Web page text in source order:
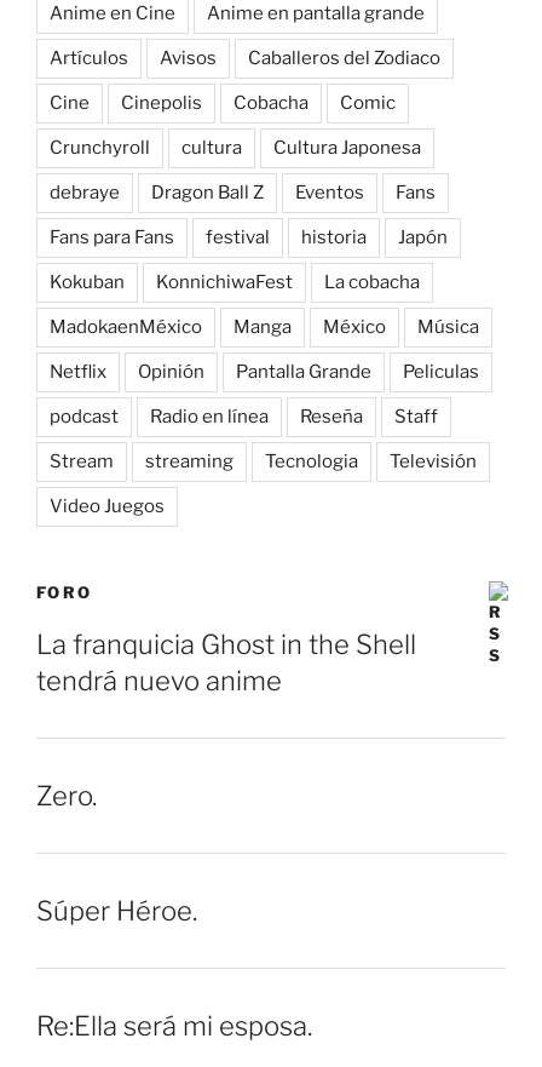
Anime en Cine Anime en pantalla grande
Artículos Avisos Caballeros del Zodiaco
Cine Cinepolis Cobacha Comic
Crunchyroll cultura Cultura Japonesa
debraye Dragon Ball Z Eventos Fans
Fans para Fans festival historia Japón
Kokuban KonnichiwaFest La cobacha
MadokaenMéxico Manga México Música
Netflix Opinión Pantalla Grande Peliculas
podcast Radio en línea Reseña Staff
Stream streaming Tecnologia Televisión
Video Juegos
FORO
La franquicia Ghost in the Shell
tendrá nuevo anime
Zero.
Súper Héroe.
Re:Ella será mi esposa.